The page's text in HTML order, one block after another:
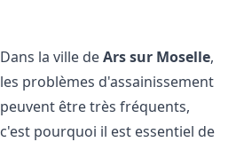
Dans la ville deArs sur Moselle,
les problèmes d'assainissement
peuvent être très fréquents,
c'est pourquoi il est essentiel de